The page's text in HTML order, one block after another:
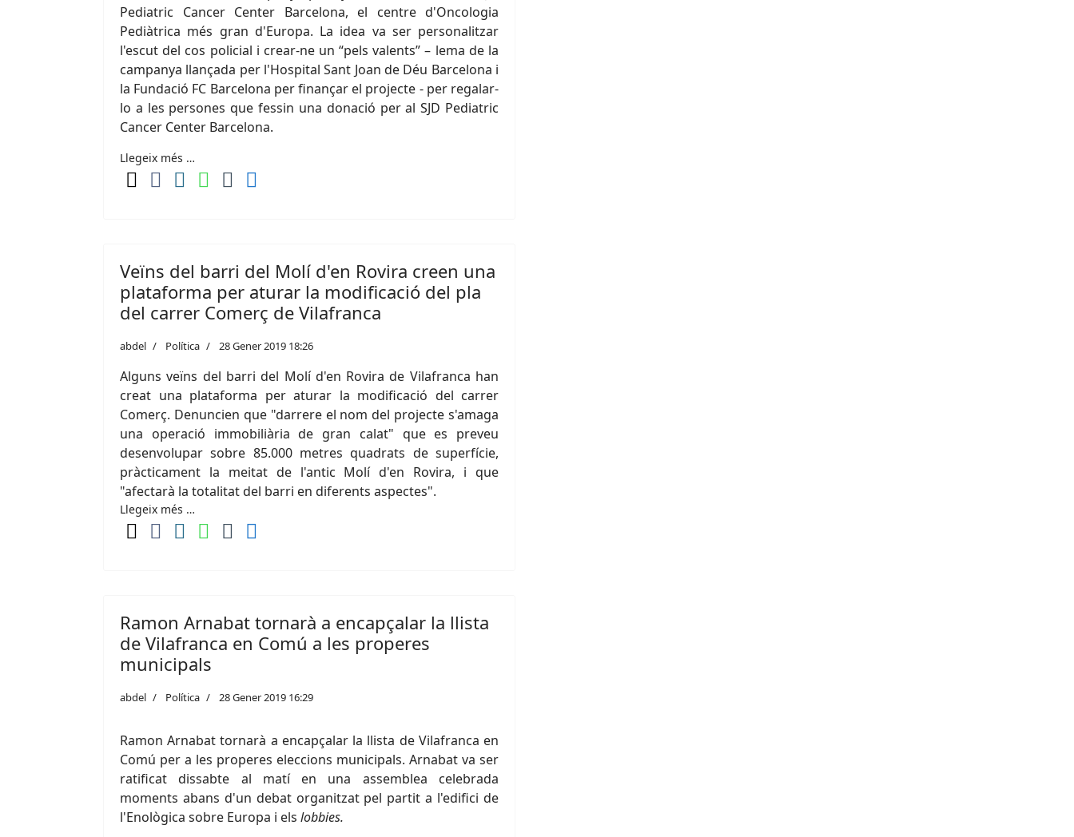
Pediatric Cancer Center Barcelona, el centre d'Oncologia
Pediàtrica més gran d'Europa. La idea va ser personalitzar
l'escut del cos policial i crear-ne un “pels valents” – lema de la
campanya llançada per l'Hospital Sant Joan de Déu Barcelona i
la Fundació FC Barcelona per finançar el projecte - per regalar-
lo a les persones que fessin una donació per al SJD Pediatric
Cancer Center Barcelona.
Llegeix més …
Veïns del barri del Molí d'en Rovira creen una
plataforma per aturar la modificació del pla
del carrer Comerç de Vilafranca
abdel Política 28 Gener 2019 18:26
Alguns veïns del barri del Molí d'en Rovira de Vilafranca han
creat una plataforma per aturar la modificació del carrer
Comerç. Denuncien que "darrere el nom del projecte s'amaga
una operació immobiliària de gran calat" que es preveu
desenvolupar sobre 85.000 metres quadrats de superfície,
pràcticament la meitat de l'antic Molí d'en Rovira, i que
"afectarà la totalitat del barri en diferents aspectes".
Llegeix més …
Ramon Arnabat tornarà a encapçalar la llista
de Vilafranca en Comú a les properes
municipals
abdel Política 28 Gener 2019 16:29
Ramon Arnabat tornarà a encapçalar la llista de Vilafranca en
Comú per a les properes eleccions municipals. Arnabat va ser
ratificat dissabte al matí en una assemblea celebrada
moments abans d'un debat organitzat pel partit a l'edifici de
l'Enològica sobre Europa i els lobbies.